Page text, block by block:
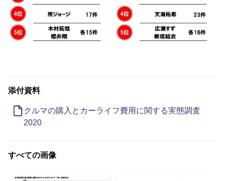
添付資料
クルマの購入とカーライフ費用に関する実態調査
2020
すべての画像